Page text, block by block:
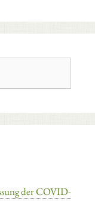
der COVID-